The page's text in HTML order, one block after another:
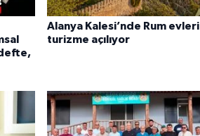
Alanya Kalesi’nde Rum evleri
turizme açılıyor